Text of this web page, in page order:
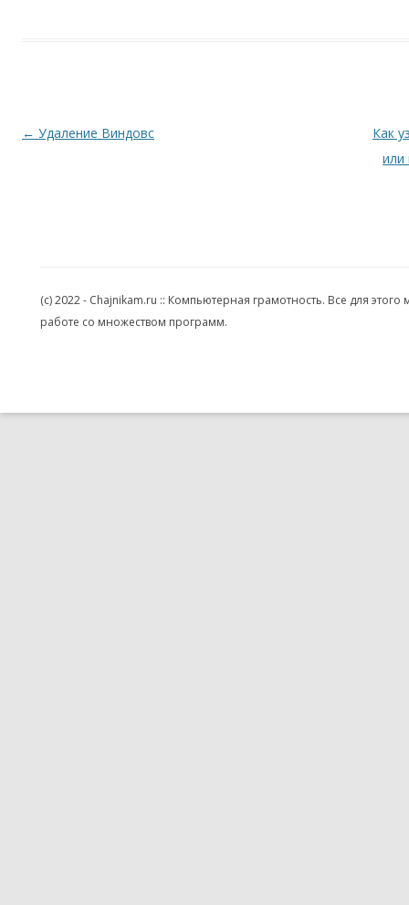
Навигация по записям
← Удаление Виндовс
Как
или
(c) 2022 - Chajnikam.ru :: Компьютерная грамотность. Все для
работе со множеством программ.